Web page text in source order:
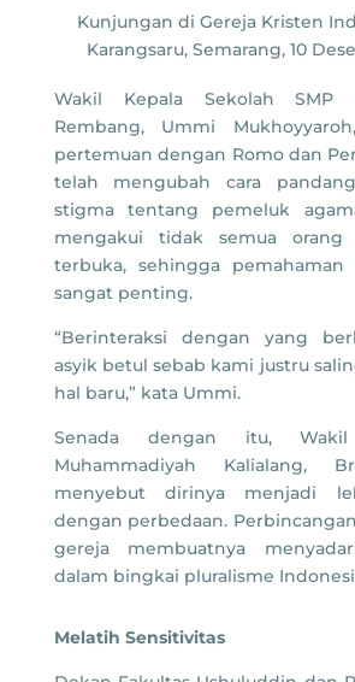
Kunjungan di Gereja Kristen
Karangsaru, Semarang, 10
Wakil Kepala Sekolah SMP
Rembang, Ummi
pertemuan dengan Romo dan
telah mengubah cara
stigma tentang pemeluk
mengakui tidak semua orang
terbuka, sehingga pemahaman
sangat penting.
“Berinteraksi dengan yang
asyik betul sebab kami justru
hal baru,” kata Ummi.
Senada dengan itu,
Muhammadiyah Kalialang,
menyebut dirinya menjadi
dengan perbedaan.
gereja membuatnya
dalam bingkai pluralisme
Melatih Sensitivitas